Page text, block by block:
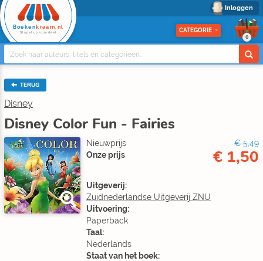
Inloggen
Boeken kraam.nl
Stapel op voordeel CATEGORIE
0
TERUG
Disney
Disney Color Fun - Fairies
Nieuwprijs
€ 5,49
Onze prijs
€ 1,50
Uitgeverij:
Zuidnederlandse Uitgeverij ZNU
Uitvoering:
Paperback
Taal:
Nederlands
Staat van het boek: